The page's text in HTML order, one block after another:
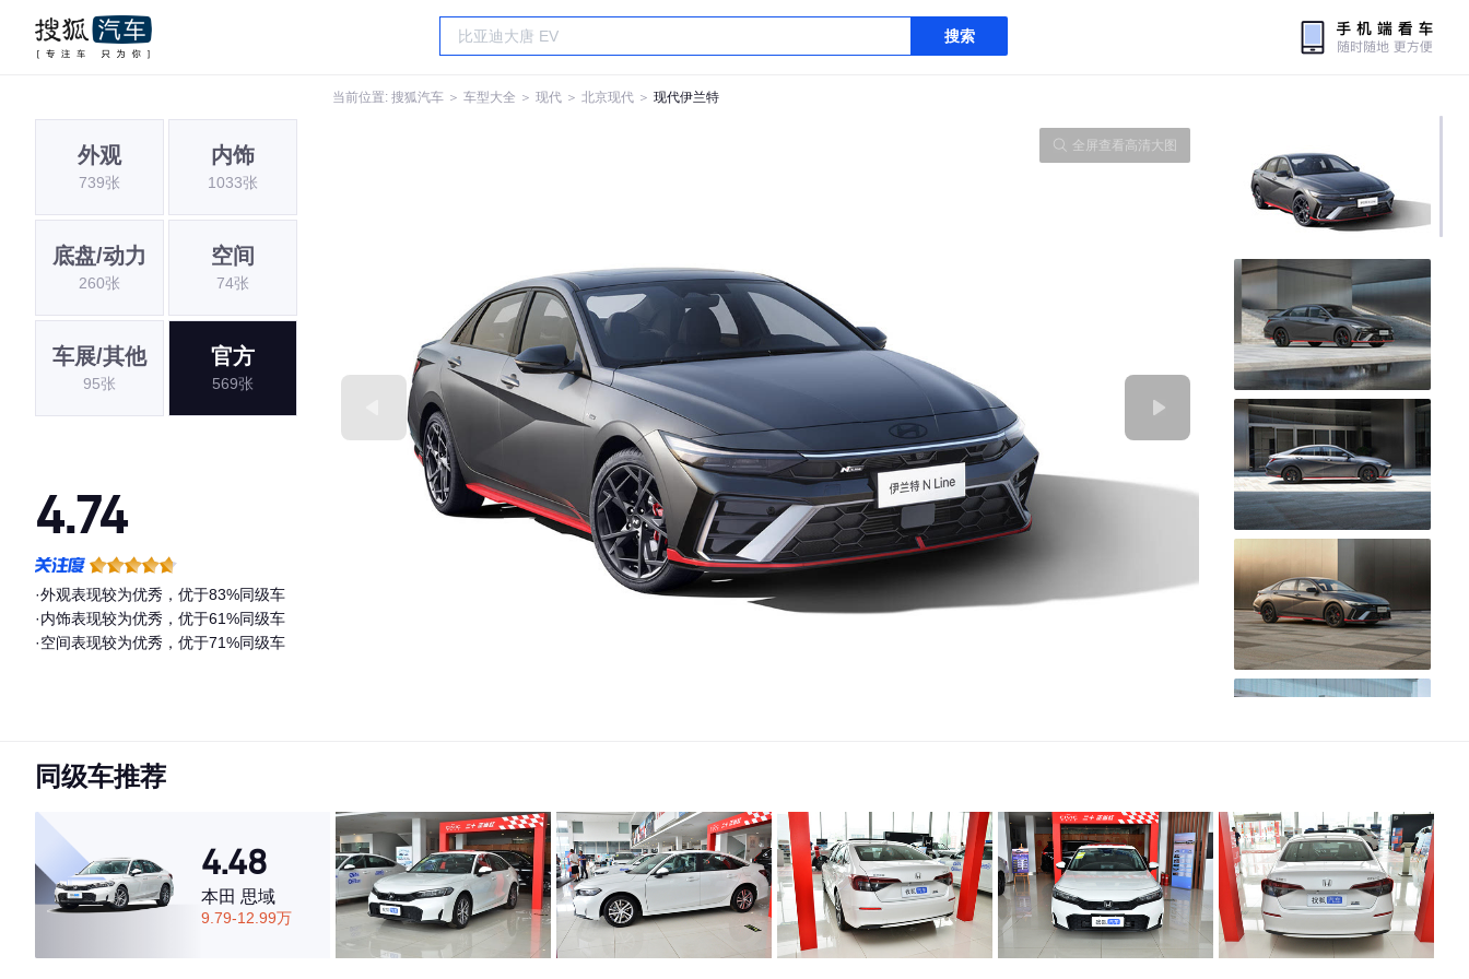
搜索
当前位置: 搜狐汽车 ＞ 车型大全 ＞ 现代 ＞ 北京现代 ＞ 现代伊兰特
外观
739张
内饰
1033张
底盘/动力
260张
空间
74张
车展/其他
95张
官方
569张
4.74
·外观表现较为优秀，优于83%同级车
·内饰表现较为优秀，优于61%同级车
·空间表现较为优秀，优于71%同级车
全屏查看高清大图
同级车推荐
4.48
本田 思域
9.79-12.99万